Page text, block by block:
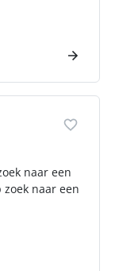
naar een
naar een